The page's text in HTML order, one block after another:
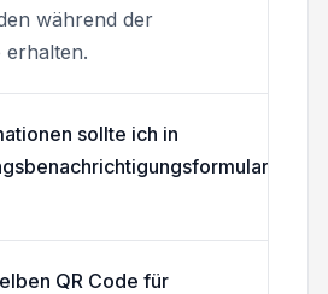
während der
erhalten.
sollte ich in
QR Code für